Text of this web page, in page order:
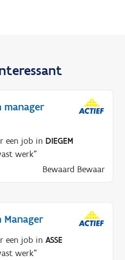
manager
een job in DIEGEM
werk"
Bewaard Bewaar
Manager
een job in ASSE
werk"